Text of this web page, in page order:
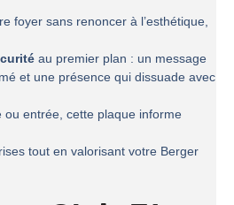
foyer sans renoncer à l’esthétique,
au premier plan : un message
et une présence qui dissuade avec
ou entrée, cette plaque informe
tout en valorisant votre Berger